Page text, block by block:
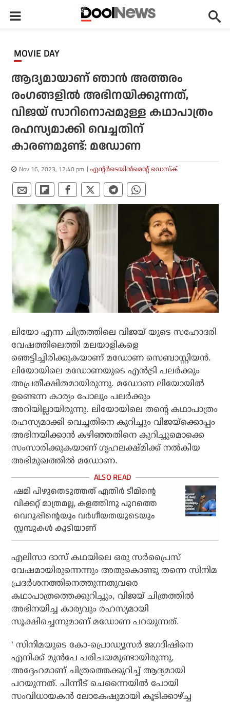
MOVIE DAY
ആദ്യമായാണ് ഞാന്‍ അത്തരം
രംഗങ്ങളില്‍ അഭിനയിക്കുന്നത്,
വിജയ് സാറിനൊപ്പമുള്ള കഥാപാത്രം
രഹസ്യമാക്കി വെച്ചതിന്
കാരണമുണ്ട്: മഡോണ
Nov 16, 2023, 12:40 pm എന്റര്‍ടെയിന്‍മെന്റ് ഡെസ്‌ക്
ലിയോ എന്ന ചിത്രത്തിലെ വിജയ് യുടെ സഹോദരി
വേഷത്തിലെത്തി മലയാളികളെ
ഞെട്ടിച്ചിരിക്കുകയാണ് മഡോണ സെബാസ്റ്റിയന്‍.
ലിയോയിലെ മഡോണയുടെ എന്‍ട്രി പലര്‍ക്കും
അപ്രതീക്ഷിതമായിരുന്നു. മഡോണ ലിയോയില്‍
ഉണ്ടെന്ന കാര്യം പോലും പലര്‍ക്കും
അറിയില്ലായിരുന്നു. ലിയോയിലെ തന്റെ കഥാപാത്രം
രഹസ്യമാക്കി വെച്ചതിനെ കുറിച്ചും വിജയ്‌ക്കൊപ്പം
അഭിനയിക്കാന്‍ കഴിഞ്ഞതിനെ കുറിച്ചുമൊക്കെ
സംസാരിക്കുകയാണ് ഗൃഹലക്ഷ്മിക്ക് നല്‍കിയ
അഭിമുഖത്തില്‍ മഡോണ.
ഷമി പിഴുതെടുത്തത് എതിര്‍ ടീമിന്റെ
വിക്കറ്റ് മാത്രമല്ല, കളത്തിനു പുറത്തെ
വെറുപ്പിന്റെയും വര്‍ഗീയതയുടെയും
സ്റ്റമ്പുകള്‍ കൂടിയാണ്
എലിസാ ദാസ് കഥയിലെ ഒരു സര്‍പ്രൈസ്
വേഷമായിരുന്നെന്നും അതുകൊണ്ടു തന്നെ സിനിമ
പ്രദര്‍ശനത്തിനെത്തുന്നതുവരെ
കഥാപാത്രത്തെക്കുറിച്ചും, വിജയ് ചിത്രത്തില്‍
അഭിനയിച്ച കാര്യവും രഹസ്യമായി
സൂക്ഷിച്ചെന്നുമാണ് മഡോണ പറയുന്നത്.
‘ സിനിമയുടെ കോ-പ്രൊഡ്യൂസര്‍ ജഗദീഷിനെ
എനിക്ക് മുന്‍പേ പരിചയമുണ്ടായിരുന്നു,
അദ്ദേഹമാണ് ചിത്രത്തെക്കുറിച്ച് ആദ്യമായി
പറയുന്നത്. പിന്നീട് ചെന്നൈയില്‍ പോയി
സംവിധായകന്‍ ലോകേഷുമായി കൂടിക്കാഴ്ച്ച